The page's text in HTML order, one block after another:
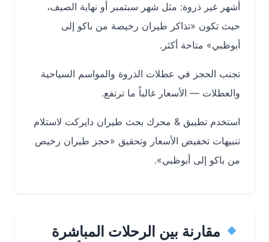
أشهر غير ذروة: مثل شهر سبتمبر أو نهاية الصيف،
حيث تكون «تذاكر طيران رخيصة من باكو إلى
أبوظبي» متاحة أكثر.
تجنب الحجز في عطلات الذروة والمواسم السياحية
والعطلات — الأسعار غالباً ما ترتفع.
استخدم تطبيق & محرك بحث طيران دايركت لاستلام
تنبيهات تخفيض الأسعار وتحقيق «حجز طيران رخيص
من باكو إلى أبوظبي».
مقارنة بين الرحلات المباشرة